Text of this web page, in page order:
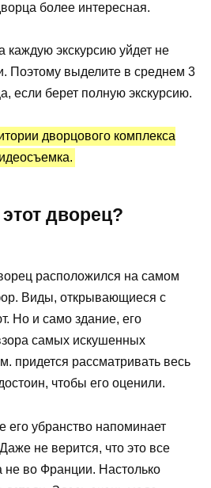
более интересная.
каждую экскурсию уйдет не
Поэтому выделите в среднем 3
если берет полную экскурсию.
дворцового комплекса
дворец?
расположился на самом
Виды, открывающиеся с
Но и само здание, его
самых искушенных
придется рассматривать весь
чтобы его оценили.
его убранство напоминает
не верится, что это все
не во Франции. Настолько